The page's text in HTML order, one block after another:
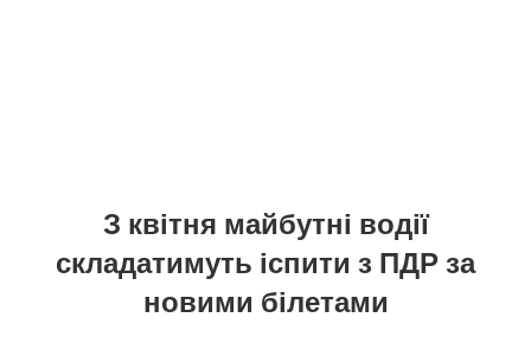
З квітня майбутні водії
складатимуть іспити з ПДР за
новими білетами